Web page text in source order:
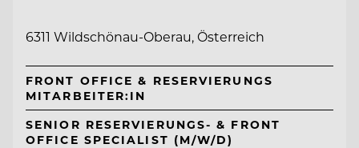
6311 Wildschönau-Oberau, Österreich
FRONT OFFICE & RESERVIERUNGS
MITARBEITER:IN
SENIOR RESERVIERUNGS- & FRONT
OFFICE SPECIALIST (M/W/D)